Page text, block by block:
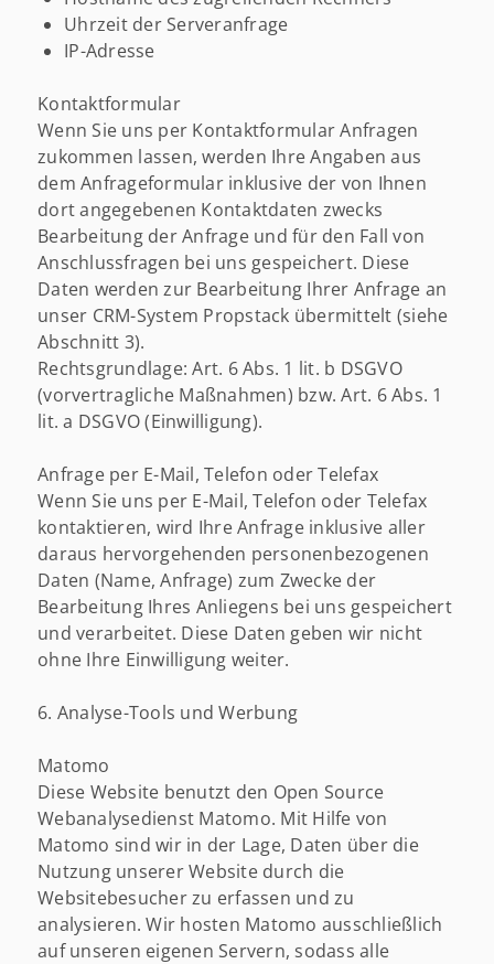
Uhrzeit der Serveranfrage
IP-Adresse
Kontaktformular
Wenn Sie uns per Kontaktformular Anfragen
zukommen lassen, werden Ihre Angaben aus
dem Anfrageformular inklusive der von Ihnen
dort angegebenen Kontaktdaten zwecks
Bearbeitung der Anfrage und für den Fall von
Anschlussfragen bei uns gespeichert. Diese
Daten werden zur Bearbeitung Ihrer Anfrage an
unser CRM-System Propstack übermittelt (siehe
Abschnitt 3).
Rechtsgrundlage: Art. 6 Abs. 1 lit. b DSGVO
(vorvertragliche Maßnahmen) bzw. Art. 6 Abs. 1
lit. a DSGVO (Einwilligung).
Anfrage per E-Mail, Telefon oder Telefax
Wenn Sie uns per E-Mail, Telefon oder Telefax
kontaktieren, wird Ihre Anfrage inklusive aller
daraus hervorgehenden personenbezogenen
Daten (Name, Anfrage) zum Zwecke der
Bearbeitung Ihres Anliegens bei uns gespeichert
und verarbeitet. Diese Daten geben wir nicht
ohne Ihre Einwilligung weiter.
6. Analyse-Tools und Werbung
Matomo
Diese Website benutzt den Open Source
Webanalysedienst Matomo. Mit Hilfe von
Matomo sind wir in der Lage, Daten über die
Nutzung unserer Website durch die
Websitebesucher zu erfassen und zu
analysieren. Wir hosten Matomo ausschließlich
auf unseren eigenen Servern, sodass alle